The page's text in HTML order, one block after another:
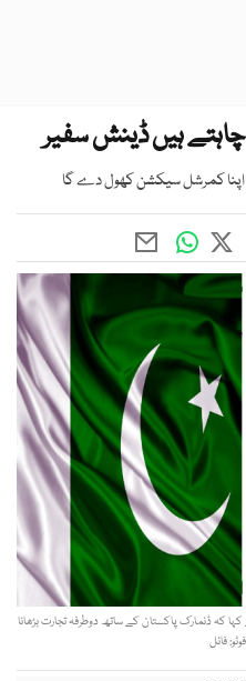
ہیں ڈینش سفیر
اپنا کمرشل سیکشن کھول دے گا
کہ ڈنمارک پاکستان کے ساتھ دوطرفہ تجارت بڑھانا
فائل